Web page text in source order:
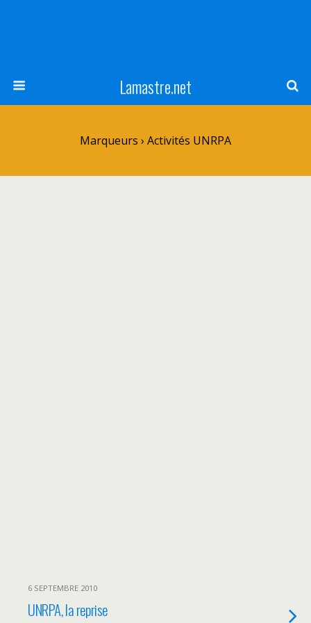
Lamastre.net
Marqueurs › Activités UNRPA
6 SEPTEMBRE 2010
UNRPA, la reprise